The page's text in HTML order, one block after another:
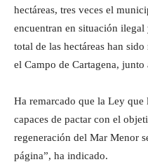
hectáreas, tres veces el
encuentran en situación
total de las hectáreas han
el Campo de Cartagena,
Ha remarcado que la Ley
capaces de pactar con el
regeneración del Mar Menor
página”, ha indicado.